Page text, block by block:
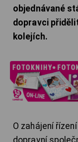
objednávané
dopravci
kolejích.
O zahájení
dopravní